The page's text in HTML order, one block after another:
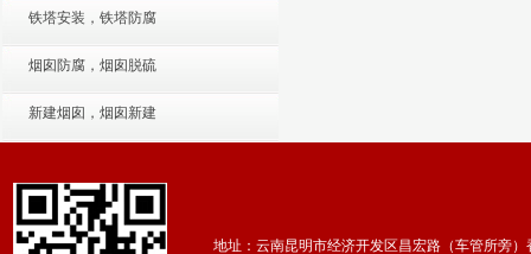
铁塔安装，铁塔防腐
烟囱防腐，烟囱脱硫
新建烟囱，烟囱新建
地址：云南昆明市经济开发区昌宏路（车管所旁